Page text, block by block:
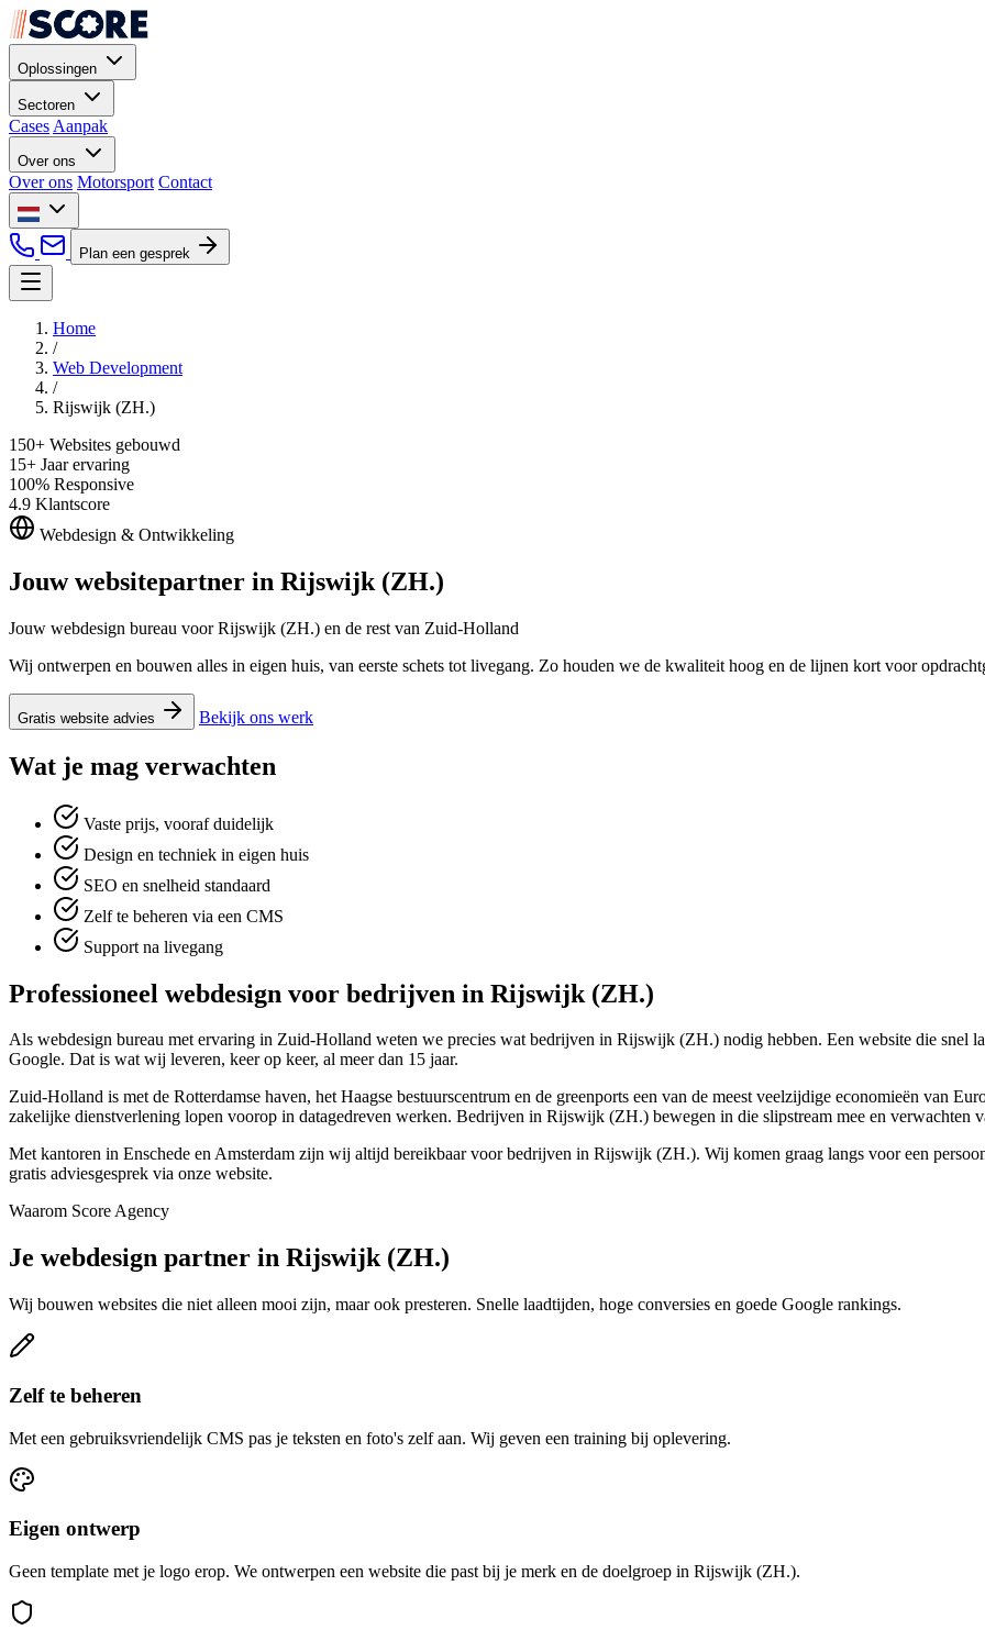
Oplossingen
Sectoren
Cases Aanpak
Over ons
Over ons Motorsport Contact
Plan een gesprek
Home
/
Web Development
/
Rijswijk (ZH.)
150+ Websites gebouwd
15+ Jaar ervaring
100% Responsive
4.9 Klantscore
Webdesign & Ontwikkeling
Jouw websitepartner in Rijswijk (ZH.)
Jouw webdesign bureau voor Rijswijk (ZH.) en de rest van Zuid-Holland
Wij ontwerpen en bouwen alles in eigen huis, van eerste schets tot livegang. Zo houden we de kwaliteit hoog en de lijnen kort voor
Gratis website advies Bekijk ons werk
Wat je mag verwachten
Vaste prijs, vooraf duidelijk
Design en techniek in eigen huis
SEO en snelheid standaard
Zelf te beheren via een CMS
Support na livegang
Professioneel webdesign voor bedrijven in Rijswijk (ZH.)
Als webdesign bureau met ervaring in Zuid-Holland weten we precies wat bedrijven in Rijswijk (ZH.) nodig hebben. Een website die snel
Google. Dat is wat wij leveren, keer op keer, al meer dan 15 jaar.
Zuid-Holland is met de Rotterdamse haven, het Haagse bestuurscentrum en de greenports een van de meest veelzijdige economieën van
zakelijke dienstverlening lopen voorop in datagedreven werken. Bedrijven in Rijswijk (ZH.) bewegen in die slipstream mee en verwachten
Met kantoren in Enschede en Amsterdam zijn wij altijd bereikbaar voor bedrijven in Rijswijk (ZH.). Wij komen graag langs voor een
gratis adviesgesprek via onze website.
Waarom Score Agency
Je webdesign partner in Rijswijk (ZH.)
Wij bouwen websites die niet alleen mooi zijn, maar ook presteren. Snelle laadtijden, hoge conversies en goede Google rankings.
Zelf te beheren
Met een gebruiksvriendelijk CMS pas je teksten en foto's zelf aan. Wij geven een training bij oplevering.
Eigen ontwerp
Geen template met je logo erop. We ontwerpen een website die past bij je merk en de doelgroep in Rijswijk (ZH.).